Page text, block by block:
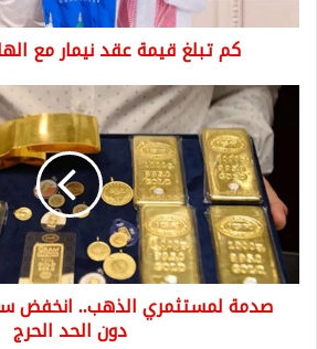
كم تبلغ قيمة عقد نيمار مع
صدمة
لمستثمري
الذهب..
انخفض
سعر
الأونصة
إلى
ما
دون
صدمة لمستثمري الذهب.. انخفض
دون الحد الحرج